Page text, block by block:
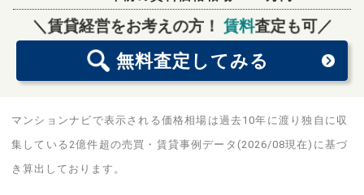
＼賃貸経営をお考えの方！賃料査定も可／
無料査定 してみる
マンションナビで表示される価格相場は過去10年に渡り独自に収
集している2億件超の売買・賃貸事例データ(2026/08現在)に基づ
き算出しております。